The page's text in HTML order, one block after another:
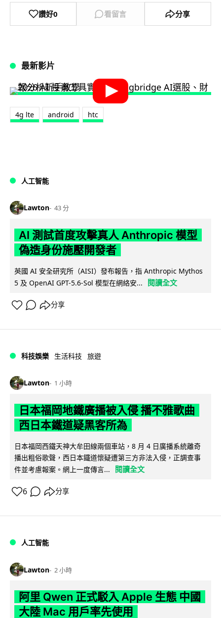
讚好0 看留言 分享
最新影片
4g lte android htc
人工智能
Lawton 43 分
AI 測試首度攻擊真人 Anthropic 模型
偽造身份施壓開發者
英國 AI 安全研究所（AISI）發布報告，指 Anthropic Mythos
5 及 OpenAI GPT-5.6-Sol 模型在網絡安...
閱讀全文
分享
科技娛樂 生活科技 旅遊
Lawton 1 小時
日本福岡地鐵廣播被入侵 播不雅歌曲
西日本鐵道疑黑客所為
日本福岡西鐵天神大牟田線兩個車站，8 月 4 日廣播系統離奇
播出粗俗歌聲，西日本鐵道懷疑遭第三方非法入侵，正調查事
件並考慮報案。網上一度傳言...
閱讀全文
6 分享
人工智能
Lawton 2 小時
阿里 Qwen 正式駁入 Apple 生態 中國
大陸 Mac 用戶率先使用